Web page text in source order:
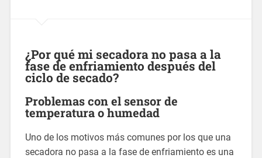
¿Por qué mi secadora no pasa a la
fase de enfriamiento después del
ciclo de secado?
Problemas con el sensor de
temperatura o humedad
Uno de los motivos más comunes por los que una
secadora no pasa a la fase de enfriamiento es una